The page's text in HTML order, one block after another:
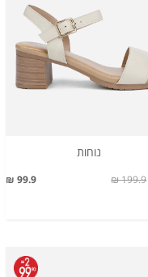
נוחות
99.9 ₪ 199.9 ₪